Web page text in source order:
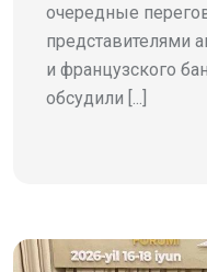
очередные
представителями
и французского
обсудили [...]